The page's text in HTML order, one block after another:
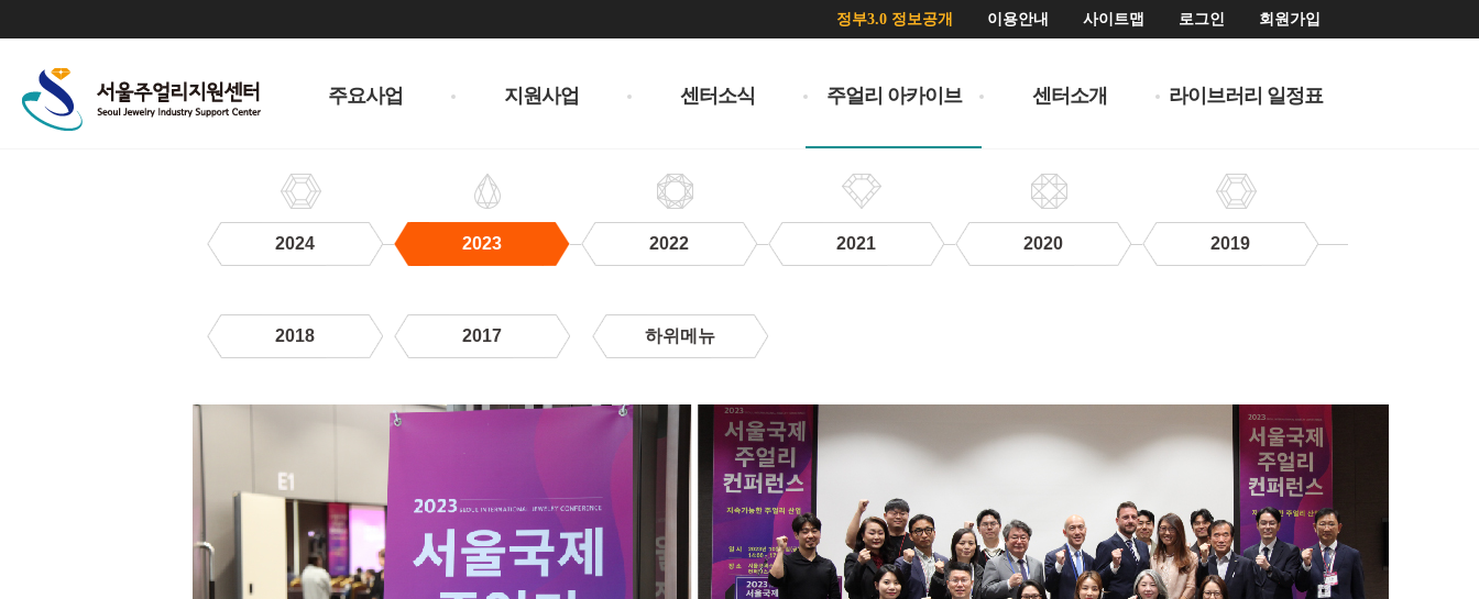
정부3.0 정보공개 이용안내 사이트맵 로그인 회원가입
주요사업 지원사업 센터소식 주얼리 아카이브 센터소개 라이브러리 일정표
2024 2023 2022 2021 2020 2019
2018 2017 하위메뉴